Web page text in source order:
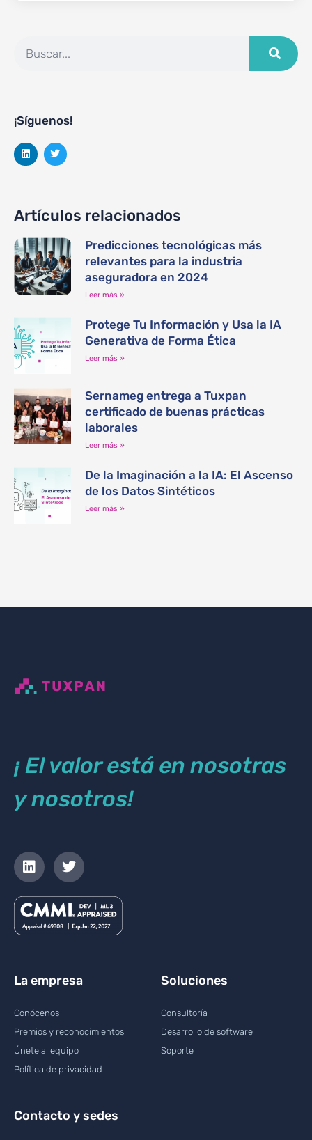
¡Síguenos!
Artículos relacionados
Predicciones tecnológicas más
relevantes para la industria
aseguradora en 2024
Leer más »
Protege Tu Información y Usa la IA
Generativa de Forma Ética
Leer más »
Sernameg entrega a Tuxpan
certificado de buenas prácticas
laborales
Leer más »
De la Imaginación a la IA: El Ascenso
de los Datos Sintéticos
Leer más »
¡ El valor está en nosotras
y nosotros!
La empresa
Conócenos
Premios y reconocimientos
Únete al equipo
Política de privacidad
Soluciones
Consultoría
Desarrollo de software
Soporte
Contacto y sedes